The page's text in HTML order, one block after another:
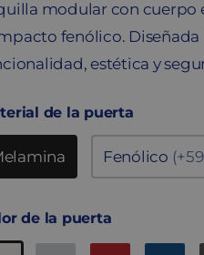
modular con cuerpo
fenólico. Diseñada
estética y
de la puerta
Fenólico
de la puerta